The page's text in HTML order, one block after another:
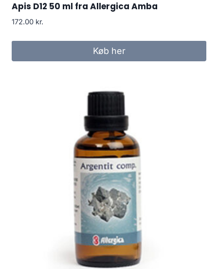
Apis D12 50 ml fra Allergica Amba
172.00 kr.
Køb her